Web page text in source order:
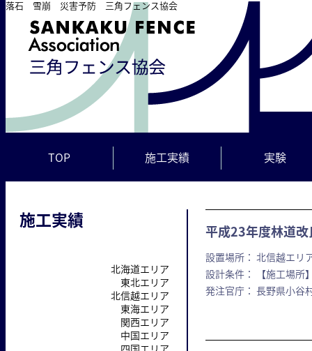
落石 雪崩 災害予防 三角フェンス協会
TOP 施工実績 実験
施工実績
北海道エリア
東北エリア
北信越エリア
東海エリア
関西エリア
中国エリア
四国エリア
平成23年度林道
設置場所： 北信越エリ
設計条件： 【施工場所
発注官庁： 長野県小谷